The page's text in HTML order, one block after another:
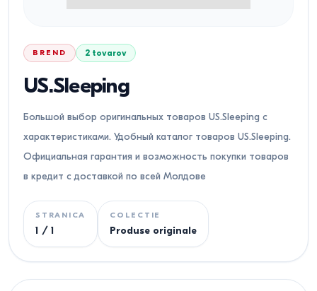
BREND 2 tovarov
US.Sleeping
Большой выбор оригинальных товаров US.Sleeping с
характеристиками. Удобный каталог товаров US.Sleeping.
Официальная гарантия и возможность покупки товаров
в кредит с доставкой по всей Молдове
STRANICA
1 / 1
COLECTIE
Produse originale